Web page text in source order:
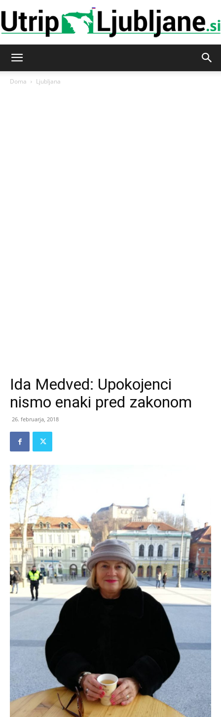
Doma Ljubljana
Ida Medved: Upokojenci
nismo enaki pred zakonom
26. februarja, 2018